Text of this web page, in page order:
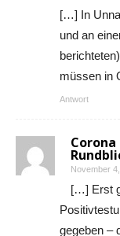
[…] In
und an
müssen in
Antwort
November
[…] Erst
gegeben –